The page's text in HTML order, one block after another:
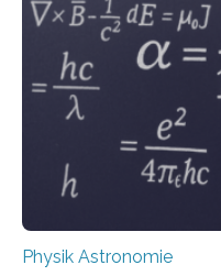
Physik Astronomie